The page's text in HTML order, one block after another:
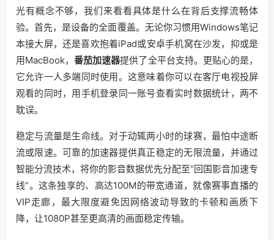
光有概念不够，我们来看看具体是什么在背后支撑流畅体
验。首先，是设备的全面覆盖。无论你习惯用Windows笔记
本接大屏，还是喜欢抱着iPad或安卓手机窝在沙发，抑或是
用MacBook，番茄加速器提供了全平台支持。更贴心的是，
它允许一人多端同时使用。这意味着你可以在客厅电视投屏
观看的同时，用手机登录同一账号查看实时数据统计，两不
耽误。
稳定与流量是生命线。对于动辄两小时的球赛，最怕中途断
流或限速。可靠的加速器提供真正稳定的无限流量，并通过
智能分流技术，将你的影音数据优先分配至“回国影音加速专
线”。这条独享的、高达100M的带宽通道，就像赛事直播的
VIP走廊，最大限度避免因网络波动导致的卡顿和画质下
降，让1080P甚至更高清的画面稳定传输。